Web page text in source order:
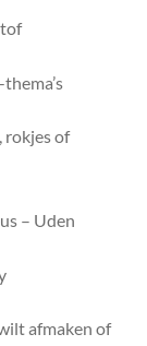
rokjes of
– Uden
afmaken of